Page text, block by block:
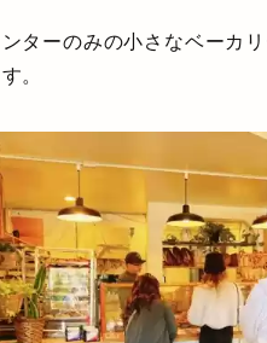
ンターのみの小さなベーカ
。